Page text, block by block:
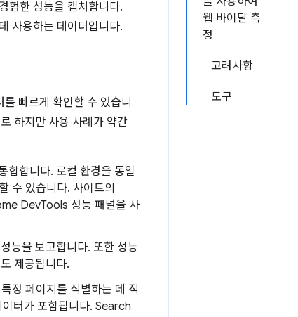
웹 바이탈 측
정
고려사항
도구
험한 성능을 캡처합니다.
사용하는 데이터입니다.
빠르게 확인할 수 있습니
하지만 사용 사례가 약간
합합니다. 로컬 환경을 동일
수 있습니다. 사이트의
DevTools 성능 패널을 사
능을 보고합니다. 또한 성능
제공됩니다.
정 페이지를 식별하는 데 적
터가 포함됩니다. Search